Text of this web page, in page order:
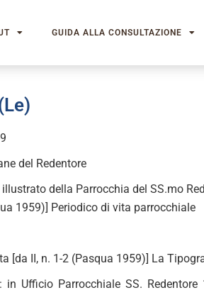
GUIDA ALLA CONSULTAZIONE
del Redentore
della Parrocchia del SS.mo
1959)] Periodico di vita parrocchiale
[da II, n. 1-2 (Pasqua 1959)] La
in Ufficio Parrocchiale SS.